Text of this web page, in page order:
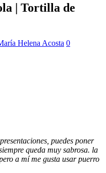
| Tortilla de
Helena Acosta 0
puedes poner
queda muy sabrosa. la
a mí me gusta usar puerro